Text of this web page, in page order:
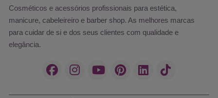
Cosméticos e acessórios profissionais para estética,
manicure, cabeleireiro e barber shop. As melhores marcas
para cuidar de si e dos seus clientes com qualidade e
elegância.